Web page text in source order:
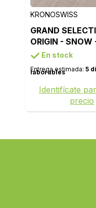
KRONOSWISS
GRAND
ORIGIN -
En stock
Entrega estimada: 5
laborables
Identifícate
precio